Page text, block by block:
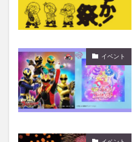
イベント